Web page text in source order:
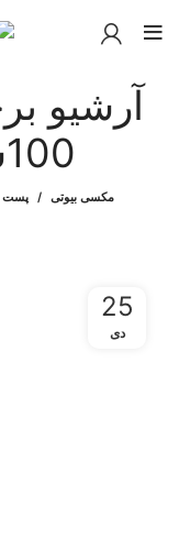
آرشیو
100ساعته کلینیک
مکسی بیوتی پست
25
دی